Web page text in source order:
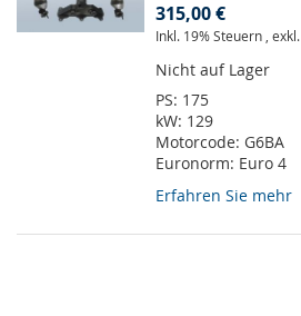
315,00 €
Inkl. 19% Steuern , exkl.
Nicht auf Lager
PS: 175
kW: 129
Motorcode: G6BA
Euronorm: Euro 4
Erfahren Sie mehr